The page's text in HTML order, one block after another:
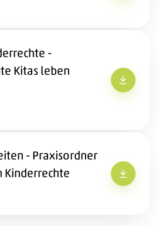
-
Kitas leben
- Praxisordner
Kinderrechte